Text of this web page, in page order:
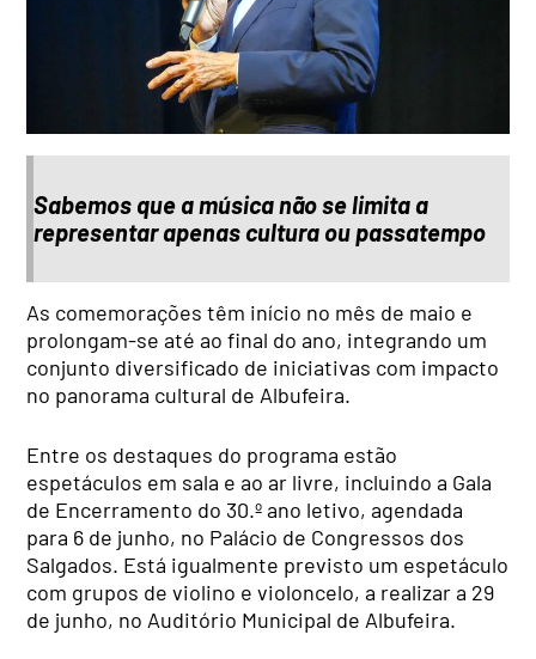
Sabemos que a música não se limita a
representar apenas cultura ou passatempo
As comemorações têm início no mês de maio e
prolongam-se até ao final do ano, integrando um
conjunto diversificado de iniciativas com impacto
no panorama cultural de Albufeira.
Entre os destaques do programa estão
espetáculos em sala e ao ar livre, incluindo a Gala
de Encerramento do 30.º ano letivo, agendada
para 6 de junho, no Palácio de Congressos dos
Salgados. Está igualmente previsto um espetáculo
com grupos de violino e violoncelo, a realizar a 29
de junho, no Auditório Municipal de Albufeira.